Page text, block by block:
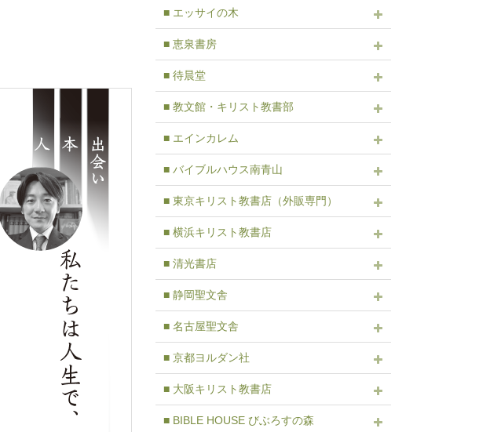
■ エッサイの木
■ 恵泉書房
■ 待晨堂
■ 教文館・キリスト教書部
■ エインカレム
■ バイブルハウス南青山
■ 東京キリスト教書店（外販専門）
■ 横浜キリスト教書店
■ 清光書店
■ 静岡聖文舎
■ 名古屋聖文舎
■ 京都ヨルダン社
■ 大阪キリスト教書店
■ BIBLE HOUSE びぶろすの森